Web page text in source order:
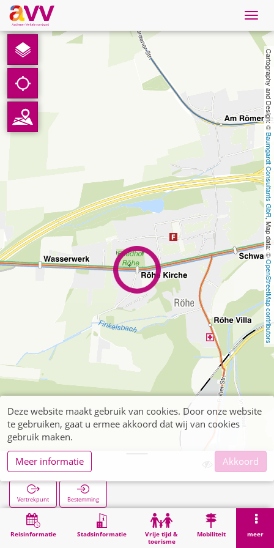
Nederlands
Downloads
Contact
AVV
Cartography and Design: ©
Baumgardt Consultants GbR
, Map data: ©
OpenStreetMap contributors
Reisinformatie Stadsinformatie
Vrije tijd &
toerisme
Mobiliteit meer
Röhe Kirche
Vertrekpunt Bestemming
Zoekopracht
Deze website maakt gebruik van cookies. Door onze website
te gebruiken, gaat u ermee akkoord dat wij van cookies
gebruik maken.
Meer informatie
Akkoord